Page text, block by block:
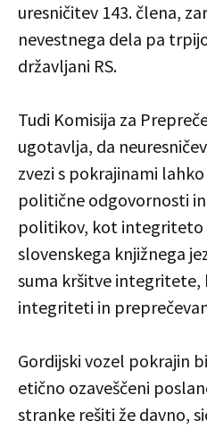
uresničitev 143. člena,
nevestnega dela pa
državljani RS.
Tudi Komisija za
ugotavlja, da
zvezi s pokrajinami
politične odgovornosti
politikov, kot integriteto
slovenskega knjižnega
suma kršitve integritete,
integriteti in
Gordijski vozel pokrajin
etično ozaveščeni
stranke rešiti že davno,